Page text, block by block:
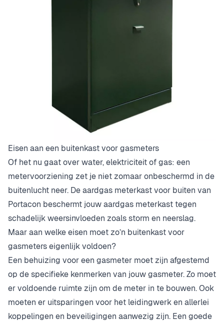
Eisen aan een buitenkast voor gasmeters
Of het nu gaat over water, elektriciteit of gas: een
metervoorziening zet je niet zomaar onbeschermd in de
buitenlucht neer. De aardgas meterkast voor buiten van
Portacon beschermt jouw aardgas meterkast tegen
schadelijk weersinvloeden zoals storm en neerslag.
Maar aan welke eisen moet zo’n buitenkast voor
gasmeters eigenlijk voldoen?
Een behuizing voor een gasmeter moet zijn afgestemd
op de specifieke kenmerken van jouw gasmeter. Zo moet
er voldoende ruimte zijn om de meter in te bouwen. Ook
moeten er uitsparingen voor het leidingwerk en allerlei
koppelingen en beveiligingen aanwezig zijn. Een goede